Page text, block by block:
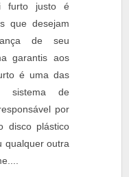
furto justo é
que desejam
de seu
garantis aos
é uma das
sistema de
por
disco plástico
qualquer outra